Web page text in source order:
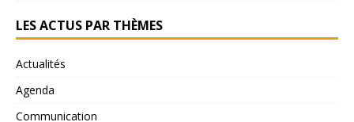
LES ACTUS PAR THÈMES
Actualités
Agenda
Communication